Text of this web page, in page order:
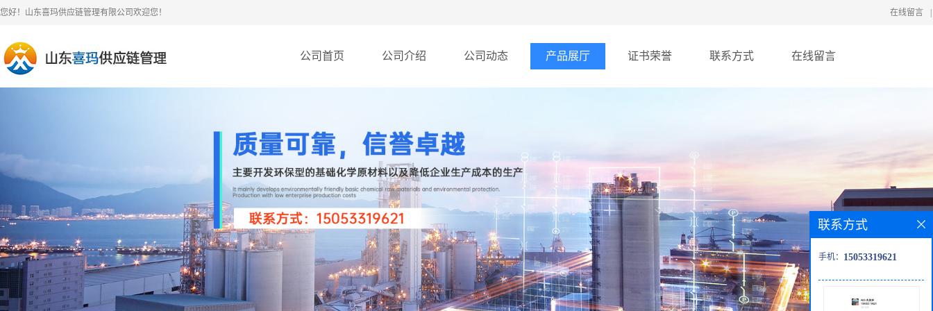
您好！山东喜玛供应链管理有限公司欢迎您！ 在线留言
公司首页 公司介绍 公司动态 产品展厅 证书荣誉 联系方式 在线留言
联系方式
手机： 15053319621